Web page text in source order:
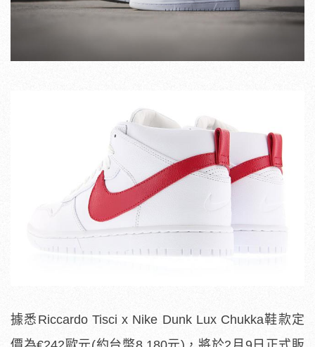
據悉Riccardo Tisci x Nike Dunk Lux Chukka鞋款定